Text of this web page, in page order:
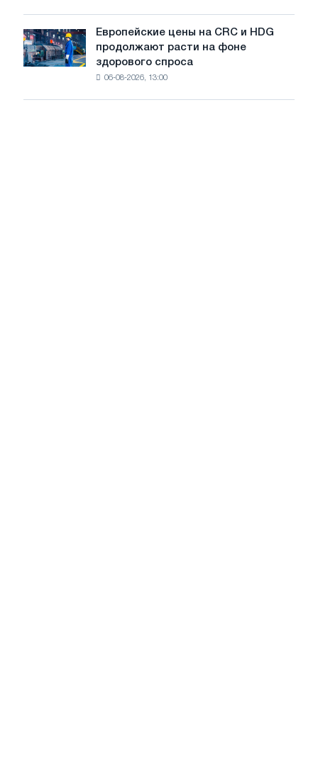
замедление
роста
цен
новую
режущую
машину
Европейские
цены
на
Европейские цены на CRC и HDG
продолжают расти на фоне
здорового спроса
06-08-2026, 13:00